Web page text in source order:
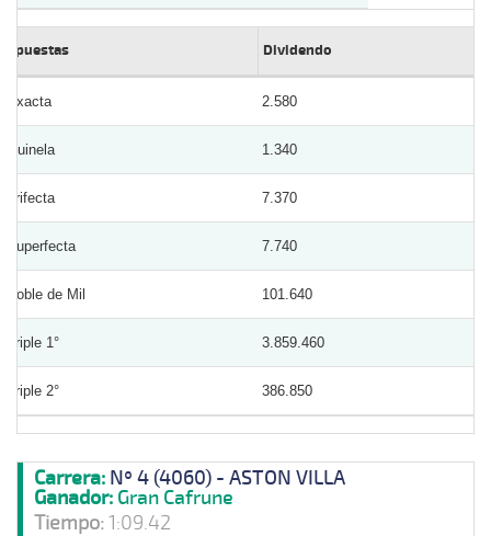
Apuestas Dividendo
Exacta 2.580
Quinela 1.340
Trifecta 7.370
Superfecta 7.740
Doble de Mil 101.640
Triple 1° 3.859.460
Triple 2° 386.850
Carrera: Nº 4 (4060) - ASTON VILLA
Ganador: Gran Cafrune
Tiempo:1:09.42